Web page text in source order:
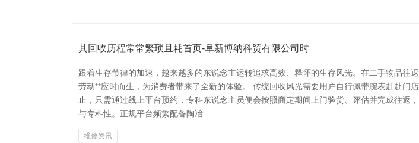
其回收历程常常繁琐且耗首页-阜新博纳科贸有限公司时
跟着生存节律的加速，越来越多的东说念主运转追求高效、释怀的生存风光。在二手物品
劳动**应时而生，为消费者带来了全新的体验。 传统回收风光需要用户自行佩带腕表赶赴
止，只需通过线上平台预约，专科东说念主员便会按照商定期间上门验货、评估并完成往
与专科性。正规平台频繁配备陶冶
维修资讯